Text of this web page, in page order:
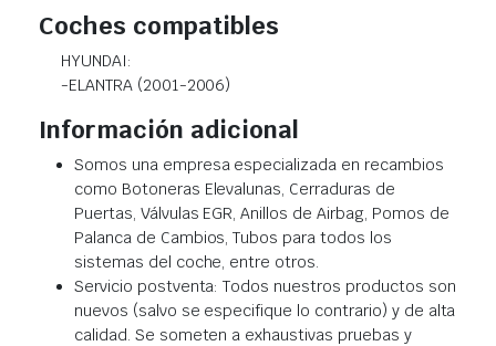
Coches compatibles
HYUNDAI:
-ELANTRA (2001-2006)
Información adicional
Somos una empresa especializada en recambios
como Botoneras Elevalunas, Cerraduras de
Puertas, Válvulas EGR, Anillos de Airbag, Pomos de
Palanca de Cambios, Tubos para todos los
sistemas del coche, entre otros.
Servicio postventa: Todos nuestros productos son
nuevos (salvo se especifique lo contrario) y de alta
calidad. Se someten a exhaustivas pruebas y